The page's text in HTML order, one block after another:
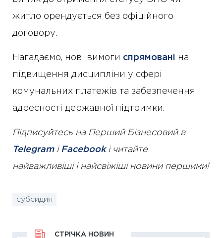
житло орендується без офіційного
договору.
Нагадаємо, нові вимоги спрямовані на
підвищення дисципліни у сфері
комунальних платежів та забезпечення
адресності державної підтримки.
Підписуйтесь на Перший Бізнесовий в
Telegramі Facebookі читайте
найважливіші і найсвіжіші новини першими!
субсидия
СТРІЧКА НОВИН